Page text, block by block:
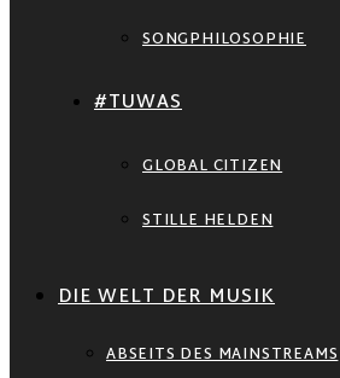
SONGPHILOSOPHIE
#TUWAS
GLOBAL CITIZEN
STILLE HELDEN
DIE WELT DER MUSIK
ABSEITS DES MAINSTREAMS